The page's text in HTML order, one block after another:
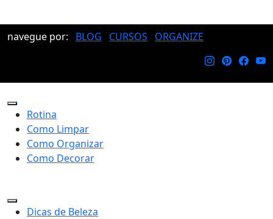
navegue por: BLOG CURSOS ORGANIZE
Rotina
Como Limpar
Como Organizar
Como Decorar
Dicas de Beleza